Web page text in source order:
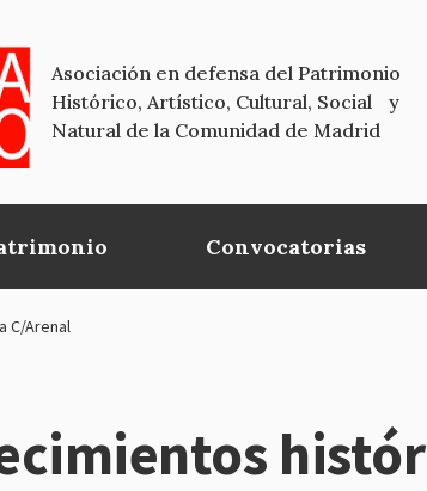
Asociación en defensa del Patrimonio
Histórico, Artístico, Cultural, Social y
Natural de la Comunidad de Madrid
Convocatorias
C/Arenal